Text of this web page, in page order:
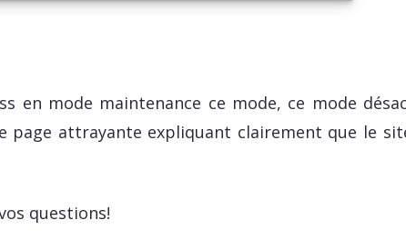
en mode maintenance ce mode, ce mode
page attrayante expliquant clairement que le
questions!